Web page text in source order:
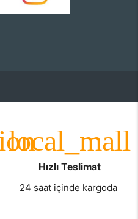
Hızlı Teslimat
24 saat içinde kargoda